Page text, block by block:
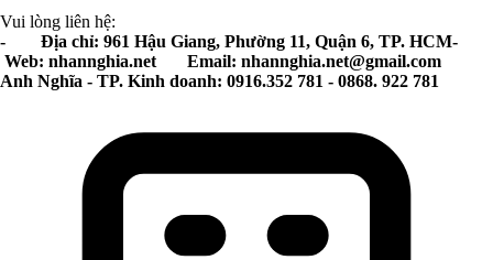
Vui lòng liên hệ:
- Địa chỉ: 961 Hậu Giang, Phường 11, Quận 6, TP. HCM-
Web: nhannghia.net Email: nhannghia.net@gmail.com
Anh Nghĩa - TP. Kinh doanh: 0916.352 781 - 0868. 922 781